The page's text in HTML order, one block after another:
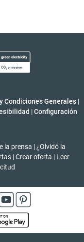
Condiciones Generales |
| Configuración
la prensa | ¿Olvidó la
| Crear oferta | Leer